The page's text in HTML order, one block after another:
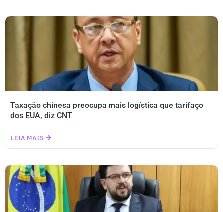
Taxação chinesa preocupa mais logística que tarifaço
dos EUA, diz CNT
LEIA MAIS